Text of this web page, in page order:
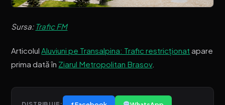
Sursa: Trafic FM
ArticolulAluviuni pe Transalpina: Trafic restricționat apare
prima dată în Ziarul Metropolitan Brasov.